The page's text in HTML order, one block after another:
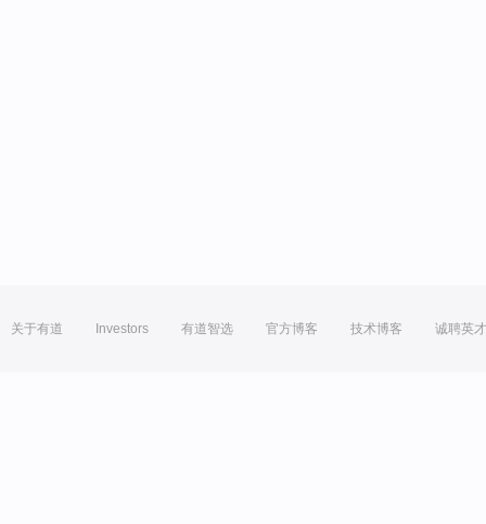
关于有道 Investors 有道智选 官方博客 技术博客 诚聘英才